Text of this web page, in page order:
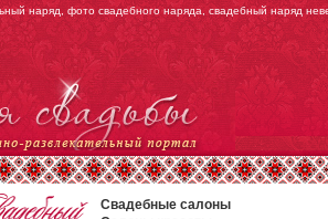
наряд, фото свадебного наряда, свадебный наряд
Свадебные салоны